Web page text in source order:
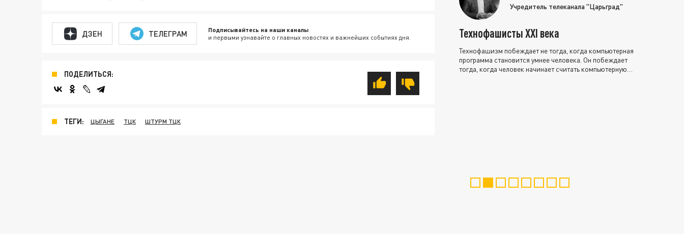
ДЗЕН ТЕЛЕГРАМ Подписывайтесь на наши каналы
и первыми узнавайте о главных новостях и важнейших событиях дня.
ПОДЕЛИТЬСЯ:
ТЕГИ: ЦЫГАНЕ ТЦК ШТУРМ ТЦК
Учредитель телеканала "Царьград"
Технофашисты XXI века
Технофашизм побеждает не тогда, когда компьютерная
программа становится умнее человека. Он побеждает
тогда, когда человек начинает считать компьютерную